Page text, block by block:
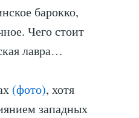
барокко,
Чего стоит
лавра…
(фото), хотя
западных